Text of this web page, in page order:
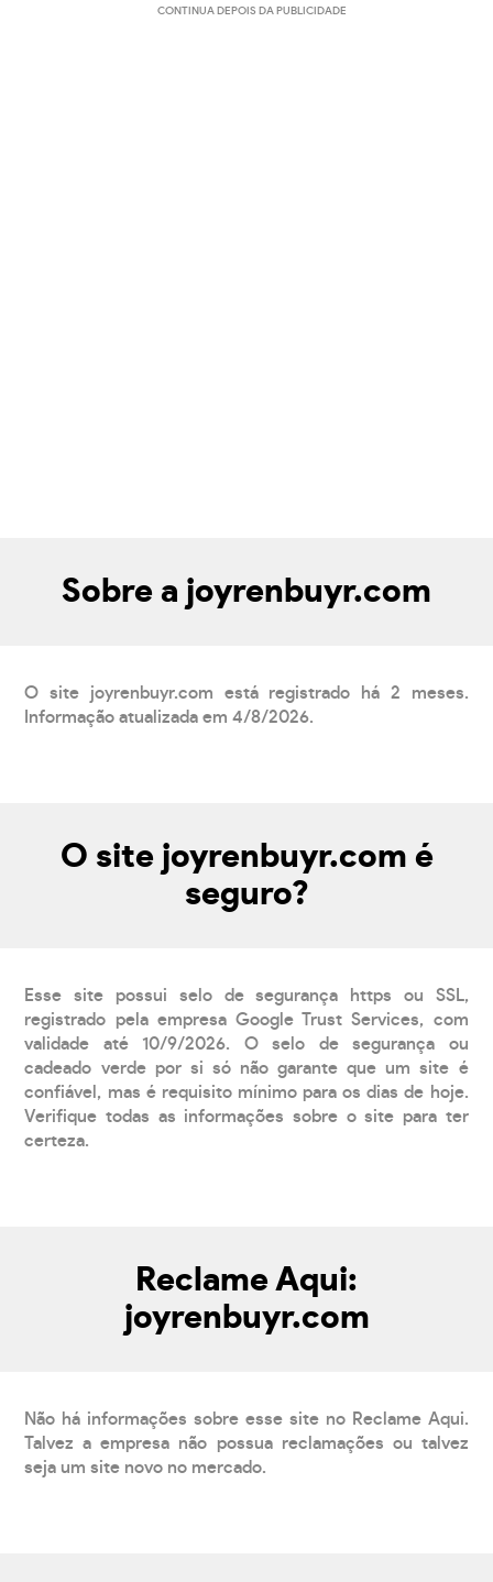
CONTINUA DEPOIS DA PUBLICIDADE
Sobre a joyrenbuyr.com
O site joyrenbuyr.com está registrado há 2 meses.
Informação atualizada em 4/8/2026.
O site joyrenbuyr.com é
seguro?
Esse site possui selo de segurança https ou SSL,
registrado pela empresa Google Trust Services, com
validade até 10/9/2026. O selo de segurança ou
cadeado verde por si só não garante que um site é
confiável, mas é requisito mínimo para os dias de hoje.
Verifique todas as informações sobre o site para ter
certeza.
Reclame Aqui:
joyrenbuyr.com
Não há informações sobre esse site no Reclame Aqui.
Talvez a empresa não possua reclamações ou talvez
seja um site novo no mercado.